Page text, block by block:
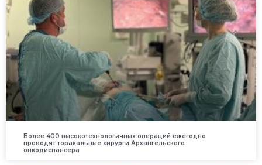
Более 400 высокотехнологичных операций ежегодно
проводят торакальные хирурги Архангельского
онкодиспансера